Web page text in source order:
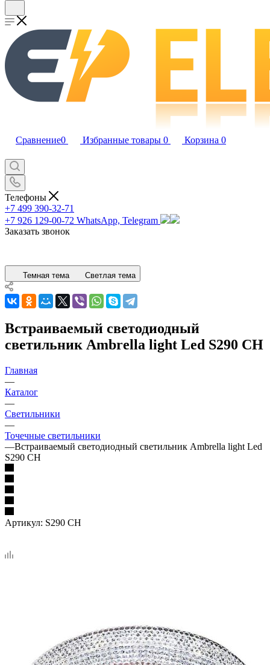
Сравнение0 Избранные товары 0 Корзина 0
Телефоны
+7 499 390-32-71
+7 926 129-00-72 WhatsApp, Telegram
Заказать звонок
Темная тема Светлая тема
Встраиваемый светодиодный
светильник Ambrella light Led S290 CH
Главная
—
Каталог
—
Светильники
—
Точечные светильники
—Встраиваемый светодиодный светильник Ambrella light Led
S290 CH
Артикул: S290 CH